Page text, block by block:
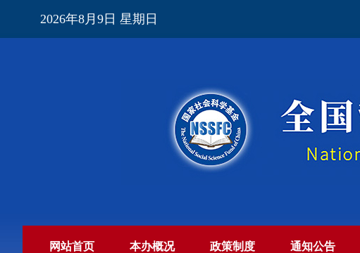
2026年8月9日 星期日
网站首页 本办概况 政策制度 通知公告